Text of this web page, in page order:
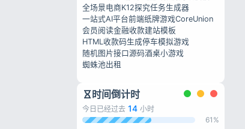
全场景电商K12探究任务生成器
一站式AI平台前端纸牌游戏CoreUnion
会员阅读金融收款建站模板
HTML收款码生成停车模拟游戏
随机图片接口源码酒桌小游戏
蜘蛛池出租
时间倒计时
今日已经过去 14 小时
61%